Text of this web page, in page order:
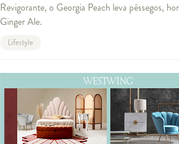
Revigorante, o Georgia Peach leva pêssegos,
Ginger Ale.
Lifestyle